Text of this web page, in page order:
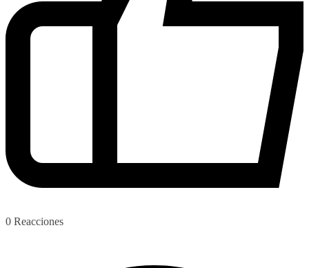
0 Reacciones